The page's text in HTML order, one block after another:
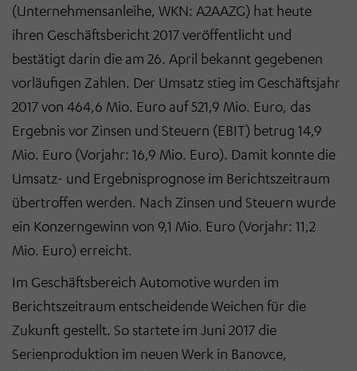
(Unternehmensanleihe, WKN: A2AAZG) hat heute
ihren Geschäftsbericht 2017 veröffentlicht und
bestätigt darin die am 26. April bekannt gegebenen
vorläufigen Zahlen. Der Umsatz stieg im Geschäftsjahr
2017 von 464,6 Mio. Euro auf 521,9 Mio. Euro, das
Ergebnis vor Zinsen und Steuern (EBIT) betrug 14,9
Mio. Euro (Vorjahr: 16,9 Mio. Euro). Damit konnte die
Umsatz- und Ergebnisprognose im Berichtszeitraum
übertroffen werden. Nach Zinsen und Steuern wurde
ein Konzerngewinn von 9,1 Mio. Euro (Vorjahr: 11,2
Mio. Euro) erreicht.
Im Geschäftsbereich Automotive wurden im
Berichtszeitraum entscheidende Weichen für die
Zukunft gestellt. So startete im Juni 2017 die
Serienproduktion im neuen Werk in Banovce,